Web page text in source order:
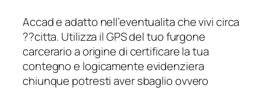
Accad e adatto nell’eventualita che vivi circa
??citta. Utilizza il GPS del tuo furgone
carcerario a origine di certificare la tua
contegno e logicamente evidenziera
chiunque potresti aver sbaglio ovvero